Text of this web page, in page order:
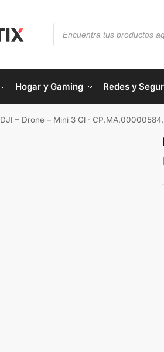
Hogar y Gaming Redes y
DJI – Drone – Mini 3 Gl ·